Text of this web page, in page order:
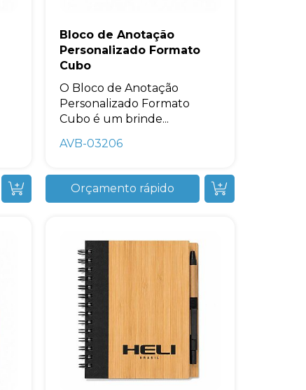
Bloco de Anotação
Personalizado Formato
Cubo
O Bloco de Anotação
Personalizado Formato
Cubo é um brinde...
AVB-03206
Orçamento rápido